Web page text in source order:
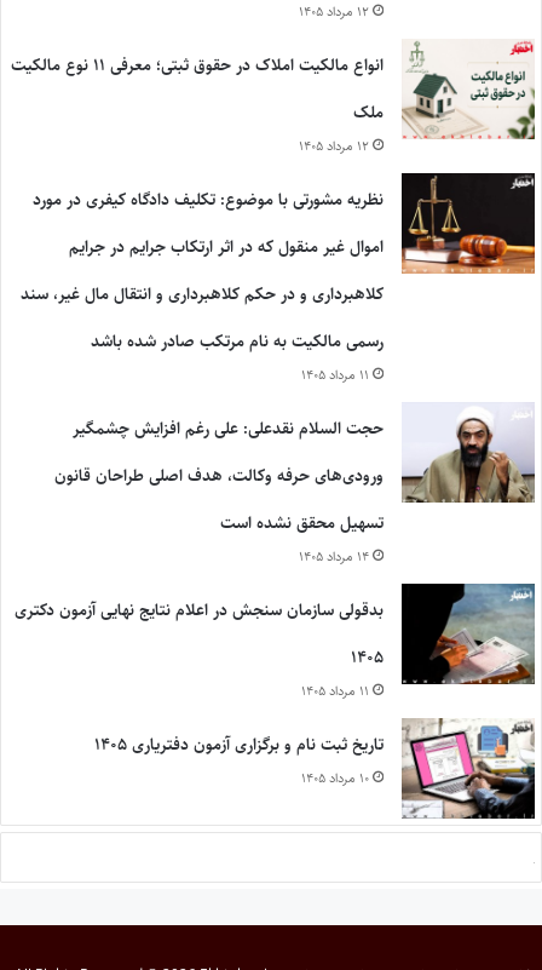
۱۲ مرداد ۱۴۰۵
انواع مالکیت املاک در حقوق ثبتی؛ معرفی ۱۱ نوع مالکیت
ملک
۱۲ مرداد ۱۴۰۵
نظریه مشورتی با موضوع: تکلیف دادگاه کیفری در مورد
اموال غیر منقول که در اثر ارتکاب جرایم در جرایم
کلاهبرداری و در حکم کلاهبرداری و انتقال مال غیر، سند
رسمی مالکیت به نام مرتکب صادر شده باشد
۱۱ مرداد ۱۴۰۵
حجت السلام نقدعلی: علی رغم افزایش چشمگیر
ورودی‌های حرفه وکالت، هدف اصلی طراحان قانون
تسهیل محقق نشده است
۱۴ مرداد ۱۴۰۵
بدقولی سازمان سنجش در اعلام نتایج نهایی آزمون دکتری
۱۴۰۵
۱۱ مرداد ۱۴۰۵
تاریخ ثبت نام و برگزاری آزمون دفتریاری ۱۴۰۵
۱۰ مرداد ۱۴۰۵